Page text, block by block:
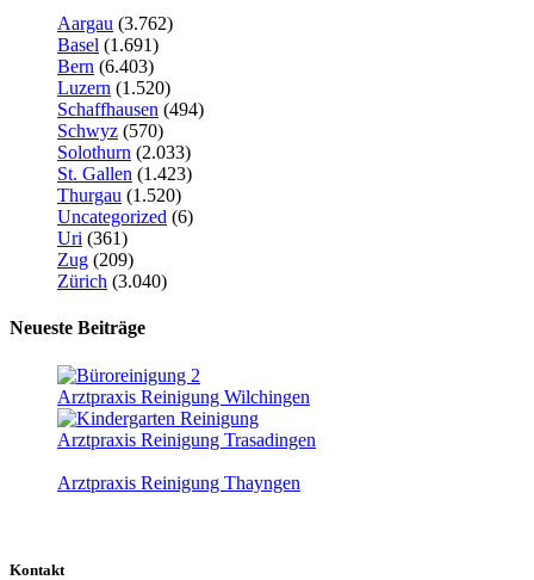
Aargau (3.762)
Basel (1.691)
Bern (6.403)
Luzern (1.520)
Schaffhausen (494)
Schwyz (570)
Solothurn (2.033)
St. Gallen (1.423)
Thurgau (1.520)
Uncategorized (6)
Uri (361)
Zug (209)
Zürich (3.040)
Neueste Beiträge
Arztpraxis Reinigung Wilchingen
Arztpraxis Reinigung Trasadingen
Arztpraxis Reinigung Thayngen
Kontakt